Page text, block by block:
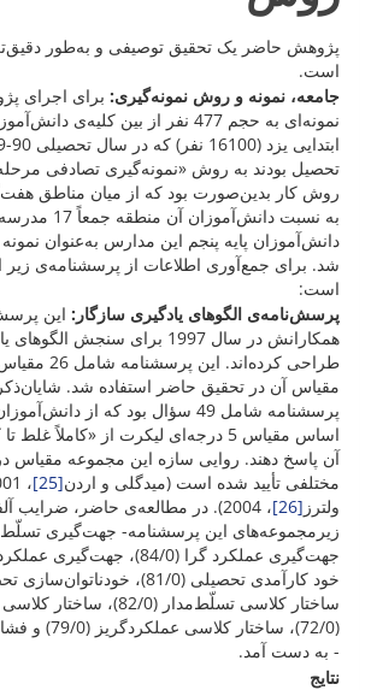
پژوهش حاضر یک تحقیق توصیفی و به‌طور
است.
جامعه، نمونه و روش نمونه‌گیری: برای اجرای
نمونه‌ای به حجم 477 نفر از بین کلیه‌ی
تحصیل بودند به روش «نمونه‌گیری تصادفی
روش کار بدین‌صورت بود که از میان مناطق
به نسبت
دانش‌آموزان پایه پنجم این مدارس به‌عنوان
شد. برای جمع‌آوری اطلاعات از پرسشنامه‌ی زیر
است:
پرسش‌نامه‌ی الگوهای یادگیری سازگار: این
همکارانش در سال 1997 برای سنجش
طراحی
مقیاس آن در تحقیق حاضر استفاده شد.
پرسشنامه‌ شامل 49 سؤال بود که از
اساس مقیاس 5 درجه‌ای لیکرت از «کاملاً
آن پاسخ دهند. روایی سازه این مجموعه مقیاس
مختلفی تأیید شده است (میدگلی و اردن[25]
ولترز [26]
، 2004). در مطالعه‌ی حاضر، ضرایب
ساختار کلاسی تسلّط‌مدار (82/0)،
- به دست آمد.
نتایج